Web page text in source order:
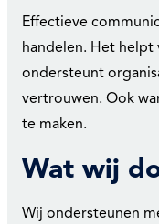
Effectieve
handelen. Het helpt
ondersteunt
vertrouwen. Ook
te maken.
Wat wij
Wij ondersteunen